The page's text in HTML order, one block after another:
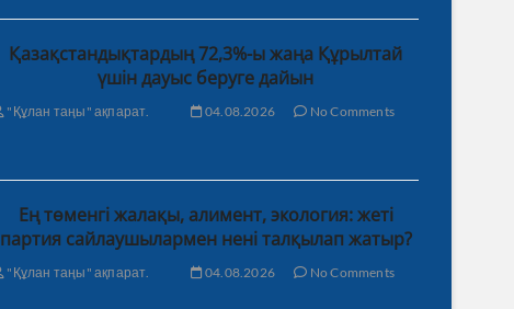
Қазақстандықтардың 72,3%-ы жаңа Құрылтай
үшін дауыс беруге дайын
"Құлан таңы" ақпарат. 04.08.2026 No Comments
Ең төменгі жалақы, алимент, экология: жеті
партия сайлаушылармен нені талқылап жатыр?
"Құлан таңы" ақпарат. 04.08.2026 No Comments